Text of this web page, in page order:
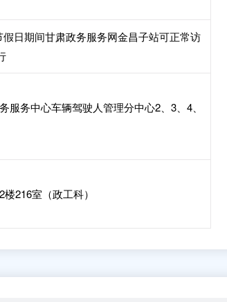
日期间甘肃政务服务网金昌子站可正常访
务中心车辆驾驶人管理分中心2、3、4、
216室（政工科）